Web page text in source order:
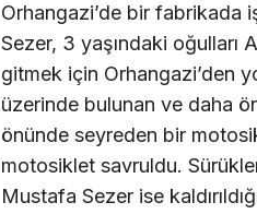
Orhangazi’de bir fabrikada
Sezer, 3 yaşındaki oğulları
gitmek için Orhangazi’den
üzerinde bulunan ve daha
önünde seyreden bir
motosiklet savruldu.
Mustafa Sezer ise